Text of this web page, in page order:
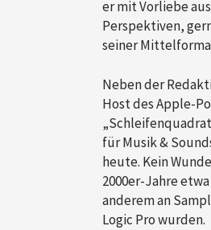
er mit Vorliebe
Perspektiven,
seiner
Neben der
Host des Apple-
für Musik &
heute. Kein
2000er-Jahre
anderem an
Logic Pro wurden.